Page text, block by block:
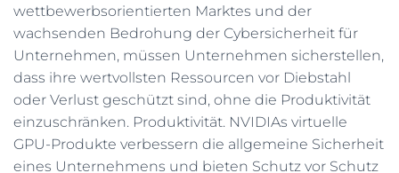
wettbewerbsorientierten Marktes und der
wachsenden Bedrohung der Cybersicherheit für
Unternehmen, müssen Unternehmen sicherstellen,
dass ihre wertvollsten Ressourcen vor Diebstahl
oder Verlust geschützt sind, ohne die Produktivität
einzuschränken. Produktivität. NVIDIAs virtuelle
GPU-Produkte verbessern die allgemeine Sicherheit
eines Unternehmens und bieten Schutz vor Schutz